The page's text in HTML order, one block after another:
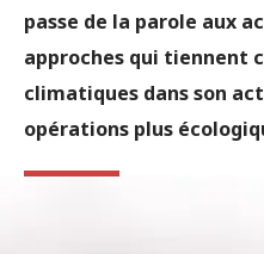
passe de la parole aux
approches qui tiennent
climatiques dans son
opérations plus